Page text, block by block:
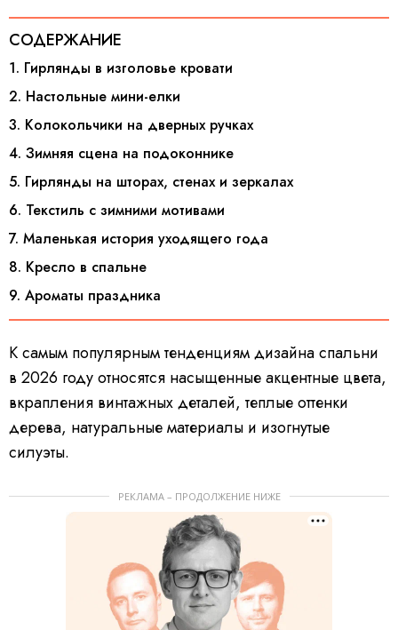
СОДЕРЖАНИЕ
1. Гирлянды в изголовье кровати
2. Настольные мини-елки
3. Колокольчики на дверных ручках
4. Зимняя сцена на подоконнике
5. Гирлянды на шторах, стенах и зеркалах
6. Текстиль с зимними мотивами
7. Маленькая история уходящего года
8. Кресло в спальне
9. Ароматы праздника
К самым популярным тенденциям дизайна спальни
в 2026 году относятся насыщенные акцентные цвета,
вкрапления винтажных деталей, теплые оттенки
дерева, натуральные материалы и изогнутые
силуэты.
РЕКЛАМА – ПРОДОЛЖЕНИЕ НИЖЕ